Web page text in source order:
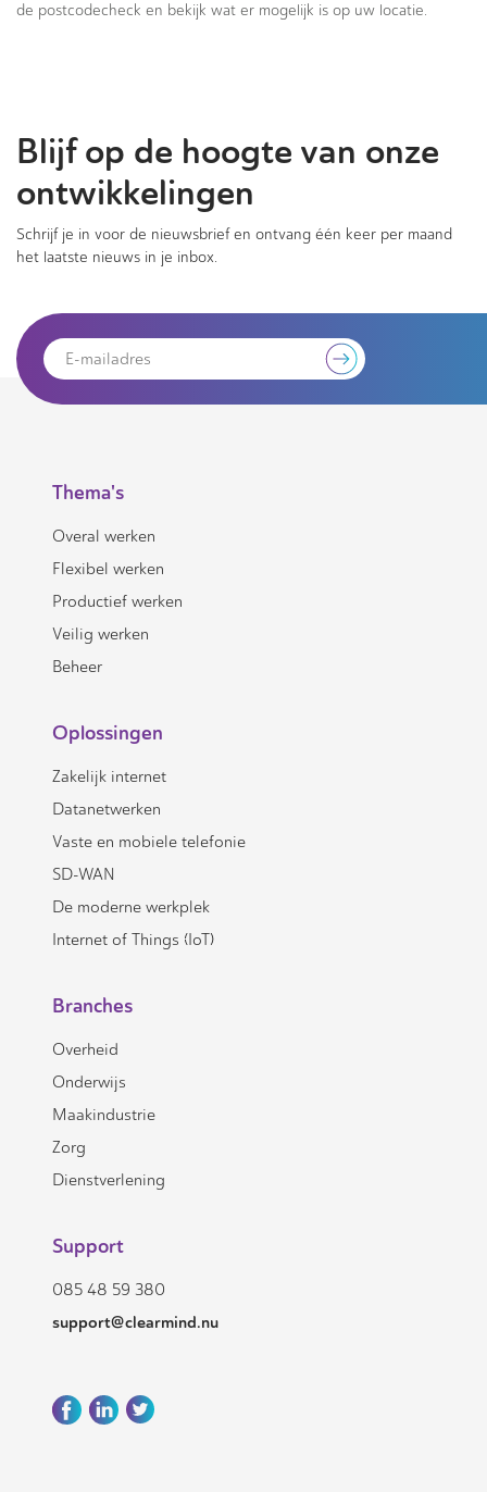
de postcodecheck en bekijk wat er mogelijk is op uw locatie.
Blijf op de hoogte van onze
ontwikkelingen
Schrijf je in voor de nieuwsbrief en ontvang één keer per maand
het laatste nieuws in je inbox.
Thema's
Overal werken
Flexibel werken
Productief werken
Veilig werken
Beheer
Oplossingen
Zakelijk internet
Datanetwerken
Vaste en mobiele telefonie
SD-WAN
De moderne werkplek
Internet of Things (IoT)
Branches
Overheid
Onderwijs
Maakindustrie
Zorg
Dienstverlening
Support
085 48 59 380
support@clearmind.nu